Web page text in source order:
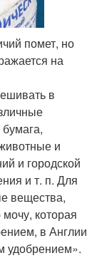
помет, но
на
в
и
и городской
и т. п. Для
вещества,
которая
в Англии
удобрением».